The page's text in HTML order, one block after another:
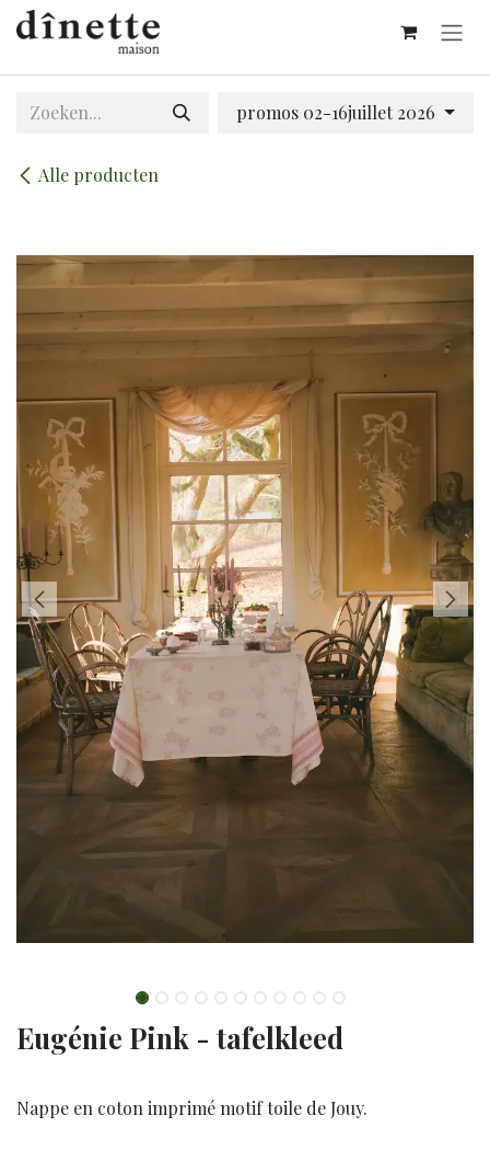
Overslaan naar inhoud
Alle producten
promos 02-16juillet 2026
Eugénie Pink - tafelkleed
Nappe en coton imprimé motif toile de Jouy.